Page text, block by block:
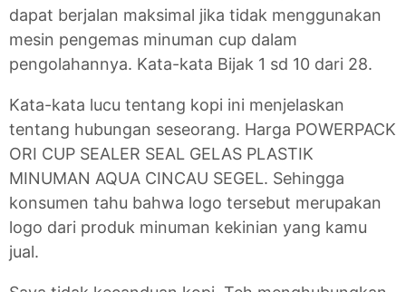
dapat berjalan maksimal jika tidak menggunakan
mesin pengemas minuman cup dalam
pengolahannya. Kata-kata Bijak 1 sd 10 dari 28.
Kata-kata lucu tentang kopi ini menjelaskan
tentang hubungan seseorang. Harga POWERPACK
ORI CUP SEALER SEAL GELAS PLASTIK
MINUMAN AQUA CINCAU SEGEL. Sehingga
konsumen tahu bahwa logo tersebut merupakan
logo dari produk minuman kekinian yang kamu
jual.